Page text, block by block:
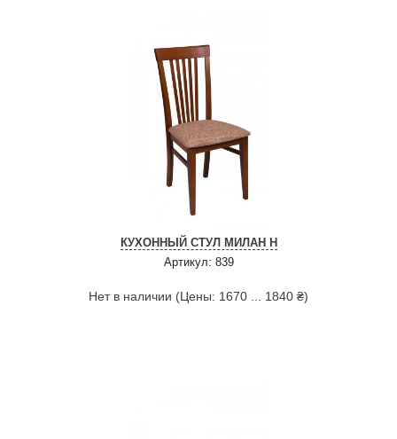
КУХОННЫЙ СТУЛ МИЛАН Н
Артикул: 839
Нет в наличии (Цены: 1670 ... 1840 ₴)